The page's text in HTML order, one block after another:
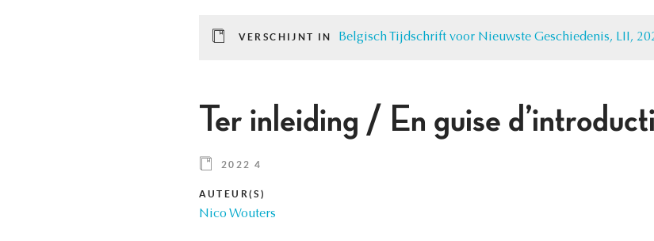
VERSCHIJNT IN Belgisch Tijdschrift voor Nieuwste Geschiedenis, LII,
Ter inleiding / En guise
2022 4
AUTEUR(S)
Nico Wouters